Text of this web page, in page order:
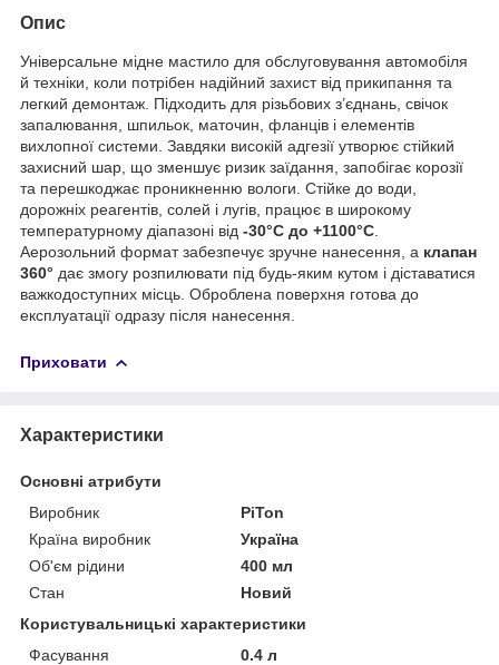
Опис
Універсальне мідне мастило для обслуговування автомобіля
й техніки, коли потрібен надійний захист від прикипання та
легкий демонтаж. Підходить для різьбових з’єднань, свічок
запалювання, шпильок, маточин, фланців і елементів
вихлопної системи. Завдяки високій адгезії утворює стійкий
захисний шар, що зменшує ризик заїдання, запобігає корозії
та перешкоджає проникненню вологи. Стійке до води,
дорожніх реагентів, солей і лугів, працює в широкому
температурному діапазоні від -30°C до +1100°C
Аерозольний формат забезпечує зручне нанесення, а клапан
360° дає змогу розпилювати під будь-яким кутом і діставатися
важкодоступних місць. Оброблена поверхня готова до
експлуатації одразу після нанесення.
Приховати
Характеристики
Основні атрибути
Виробник
PiTon
Країна виробник
Україна
Об'єм рідини
400 мл
Стан
Новий
Користувальницькі характеристики
Фасування
0.4 л